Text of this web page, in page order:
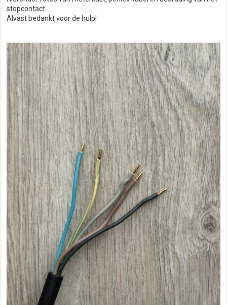
stopcontact.
Alvast bedankt voor de hulp!